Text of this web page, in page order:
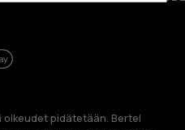
oikeudet pidätetään. Bertel